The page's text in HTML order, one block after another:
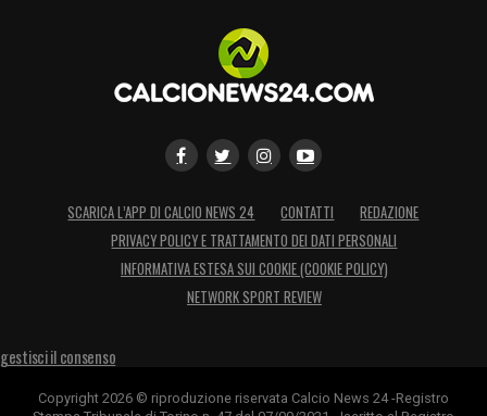
SCARICA L’APP DI CALCIO NEWS 24 CONTATTI
REDAZIONE
PRIVACY POLICY E TRATTAMENTO DEI DATI PERSONALI
INFORMATIVA ESTESA SUI COOKIE (COOKIE POLICY)
NETWORK SPORT REVIEW
gestisci il consenso
Copyright 2026 © riproduzione riservata Calcio News 24 -Registro